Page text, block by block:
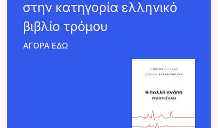
στην κατηγορία ελληνικό
βιβλίο τρόμου
AΓΟΡΑ ΕΔΩ